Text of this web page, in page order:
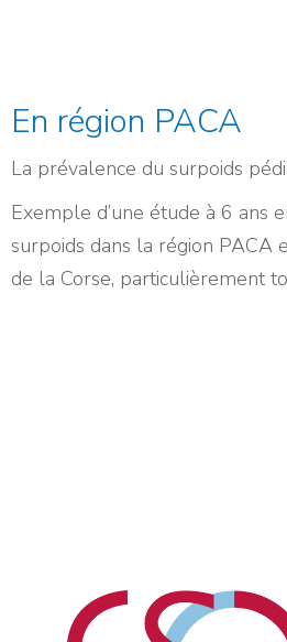
En région PACA
La prévalence du surpoids
Exemple d’une étude à 6 ans
surpoids dans la région PACA
de la Corse, particulièrement